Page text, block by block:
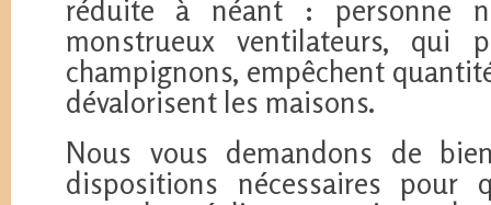
réduite à néant : personne
monstrueux ventilateurs, qui
champignons, empêchent
dévalorisent les maisons.
Nous vous demandons de
dispositions nécessaires pour